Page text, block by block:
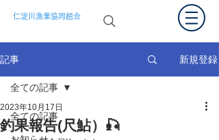
仁淀川漁業協同組合
記事 新規登録
全ての記事
全ての記事
釣果報告(尺鮎）🎣
2023年10月17日